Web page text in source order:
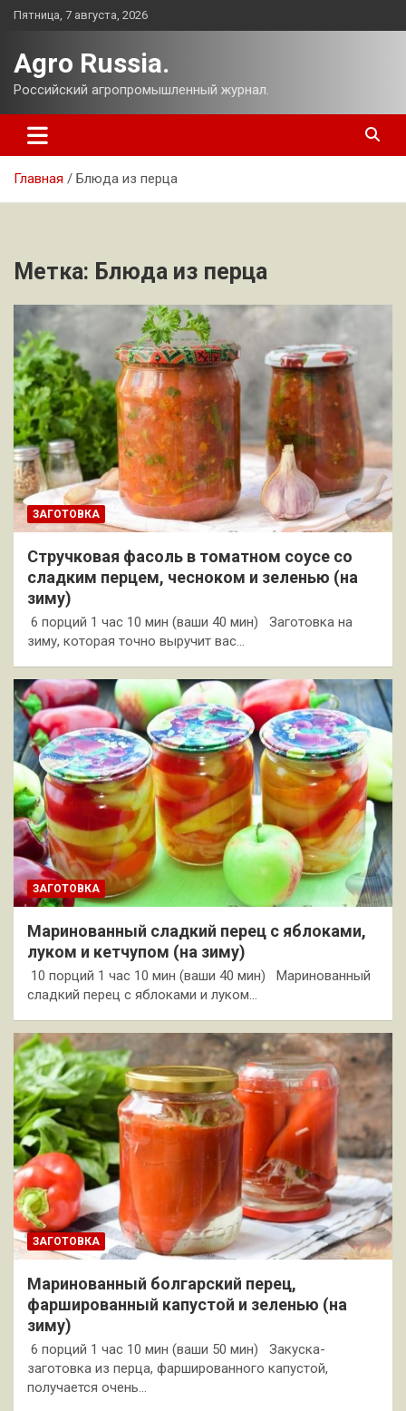
Перейти
Пятница, 7 августа, 2026
Agro Russia.
Российский агропромышленный журнал.
Главная Блюда из перца
Метка: Блюда из перца
ЗАГОТОВКА
Стручковая фасоль в томатном соусе со
сладким перцем, чесноком и зеленью (на
зиму)
6 порций 1 час 10 мин (ваши 40 мин) Заготовка на
зиму, которая точно выручит вас…
ЗАГОТОВКА
Маринованный сладкий перец с яблоками,
луком и кетчупом (на зиму)
10 порций 1 час 10 мин (ваши 40 мин) Маринованный
сладкий перец с яблоками и луком…
ЗАГОТОВКА
Маринованный болгарский перец,
фаршированный капустой и зеленью (на
зиму)
6 порций 1 час 10 мин (ваши 50 мин) Закуска-
заготовка из перца, фаршированного капустой,
получается очень…